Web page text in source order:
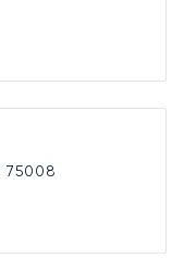
75008